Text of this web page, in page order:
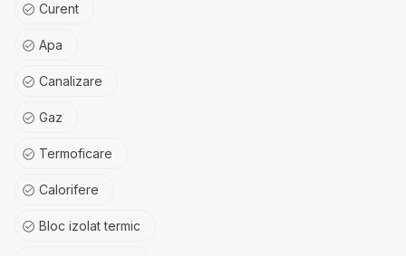
Curent
Apa
Canalizare
Gaz
Termoficare
Calorifere
Bloc izolat termic